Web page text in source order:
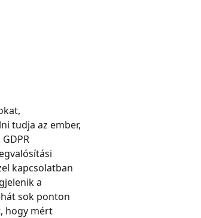
tudja az ember,
kapcsolatban
a
sok ponton
hogy mért